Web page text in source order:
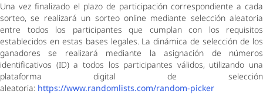
Una vez finalizado el plazo de participación correspondiente a cada
sorteo, se realizará un sorteo online mediante selección aleatoria
entre todos los participantes que cumplan con los requisitos
establecidos en estas bases legales. La dinámica de selección de los
ganadores se realizará mediante la asignación de números
identificativos (ID) a todos los participantes válidos, utilizando una
plataforma digital de selección
aleatoria: https://www.randomlists.com/random-picker